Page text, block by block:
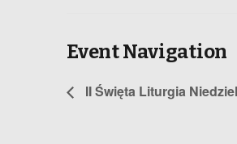
Event Navigation
II Święta Liturgia